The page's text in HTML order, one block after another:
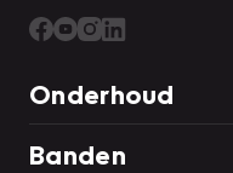
Onderhoud
Banden